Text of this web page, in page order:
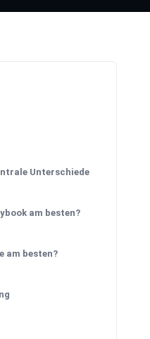
Unterschiede
am besten?
am besten?